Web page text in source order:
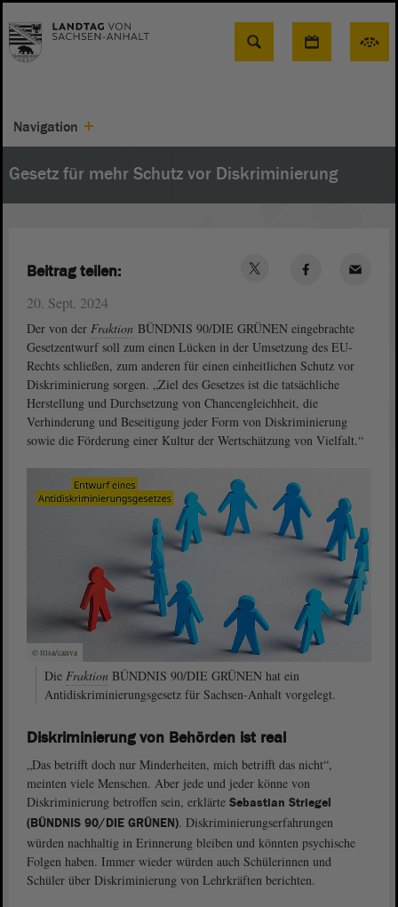
Suche
Navigation
Gesetz für mehr Schutz vor Diskriminierung
20. Sept. 2024
Der von der Fraktion BÜNDNIS 90/DIE GRÜNEN eingebrachte
Gesetzentwurf soll zum einen Lücken in der Umsetzung des EU-
Rechts schließen, zum anderen für einen einheitlichen Schutz vor
Diskriminierung sorgen. „Ziel des Gesetzes ist die tatsächliche
Herstellung und Durchsetzung von Chancengleichheit, die
Verhinderung und Beseitigung jeder Form von Diskriminierung
sowie die Förderung einer Kultur der Wertschätzung von Vielfalt.“
© ltlsa/canva
Die Fraktion BÜNDNIS 90/DIE GRÜNEN hat ein
Antidiskriminierungsgesetz für Sachsen-Anhalt vorgelegt.
Diskriminierung von Behörden ist real
„Das betrifft doch nur Minderheiten, mich betrifft das nicht“,
meinten viele Menschen. Aber jede und jeder könne von
Diskriminierung betroffen sein, erklärte Sebastian Striegel
(BÜNDNIS 90/DIE GRÜNEN). Diskriminierungserfahrungen
würden nachhaltig in Erinnerung bleiben und könnten psychische
Folgen haben. Immer wieder würden auch Schülerinnen und
Schüler über Diskriminierung von Lehrkräften berichten.
Beitrag teilen: